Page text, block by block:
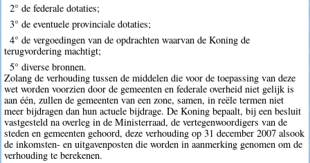
2° de federale dotaties;
3° de eventuele provinciale dotaties;
4° de vergoedingen van de opdrachten waarvan de Koning de
terugvordering machtigt;
5° diverse bronnen.
Zolang de verhouding tussen de middelen die voor de toepassing van deze
wet worden voorzien door de gemeenten en federale overheid niet gelijk is
aan één, zullen de gemeenten van een zone, samen, in reële termen niet
meer bijdragen dan hun actuele bijdrage. De Koning bepaalt, bij een besluit
vastgesteld na overleg in de Ministerraad, de vertegenwoordigers van de
steden en gemeenten gehoord, deze verhouding op 31 december 2007 alsook
de inkomsten- en uitgavenposten die worden in aanmerking genomen om de
verhouding te berekenen.